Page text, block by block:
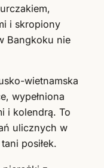
i skropiony
Bangkoku nie
wietnamska
wypełniona
i kolendrą. To
ulicznych w
posiłek.